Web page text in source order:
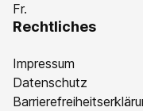
Fr.
Rechtliches
Impressum
Datenschutz